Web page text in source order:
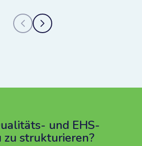
und EHS-
zu strukturieren?